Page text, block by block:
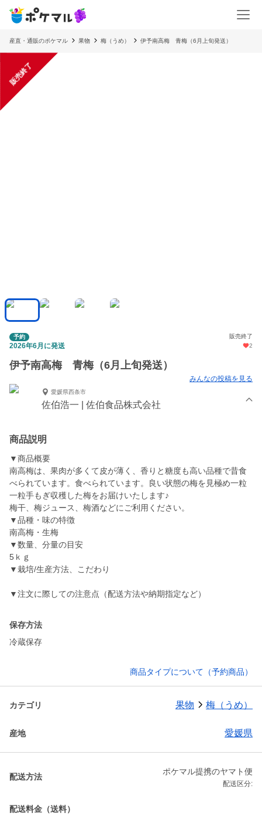
産直・通販のポケマル 果物 梅（うめ） 伊予南高梅 青梅（6月上旬発送）
販売終了
予約 販売終了
2026年6月に発送 2
伊予南高梅 青梅（6月上旬発送）
みんなの投稿を見る
愛媛県西条市
佐伯浩一 | 佐伯食品株式会社
商品説明
▼商品概要
南高梅は、果肉が多くて皮が薄く、香りと糖度も高い品種で昔食
べられています。食べられています。良い状態の梅を見極め一粒
一粒手もぎ収穫した梅をお届けいたします♪
梅干、梅ジュース、梅酒などにご利用ください。
▼品種・味の特徴
南高梅・生梅
▼数量、分量の目安
5ｋｇ
▼栽培/生産方法、こだわり
▼注文に際しての注意点（配送方法や納期指定など）
保存方法
冷蔵保存
商品タイプについて（予約商品）
カテゴリ 果物 梅（うめ）
産地 愛媛県
配送方法
ポケマル提携のヤマト便
配送区分:
配送料金（送料）